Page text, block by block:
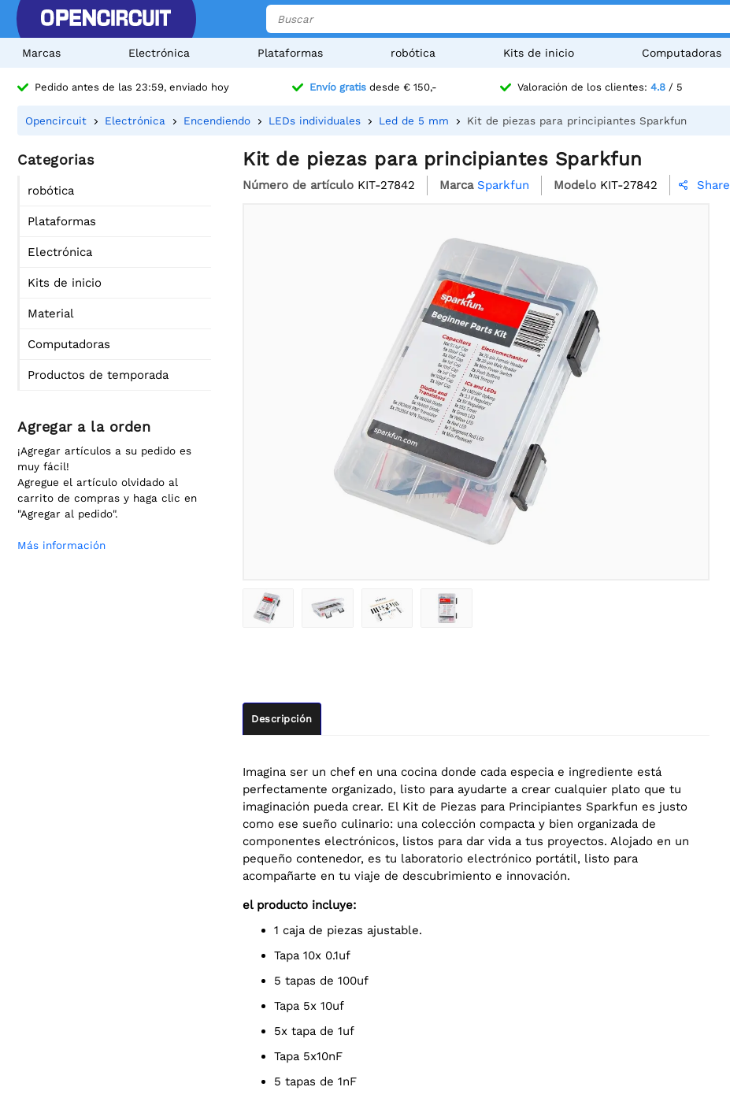
Marcas Electrónica Plataformas robótica Kits de inicio Computadoras
Pedido antes de las 23:59, enviado hoy Envío gratisdesde € 150,- Valoración de los clientes: 4.8/ 5
Opencircuit Electrónica Encendiendo LEDs individuales Led de 5 mm Kit de piezas para principiantes Sparkfun
Categorias
robótica
Plataformas
Electrónica
Kits de inicio
Material
Computadoras
Productos de temporada
Agregar a la orden
¡Agregar artículos a su pedido es
muy fácil!
Agregue el artículo olvidado al
carrito de compras y haga clic en
"Agregar al pedido".
Más información
Kit de piezas para principiantes Sparkfun
Número de artículo KIT-27842 Marca Sparkfun Modelo KIT-27842  Share
Descripción
Imagina ser un chef en una cocina donde cada especia e ingrediente está
perfectamente organizado, listo para ayudarte a crear cualquier plato que tu
imaginación pueda crear. El Kit de Piezas para Principiantes Sparkfun es justo
como ese sueño culinario: una colección compacta y bien organizada de
componentes electrónicos, listos para dar vida a tus proyectos. Alojado en un
pequeño contenedor, es tu laboratorio electrónico portátil, listo para
acompañarte en tu viaje de descubrimiento e innovación.
el producto incluye:
1 caja de piezas ajustable.
tapa 10x 0.1uf
5 tapas de 100uf
tapa 5x 10uf
5x tapa de 1uf
tapa 5x10nF
5 tapas de 1nF